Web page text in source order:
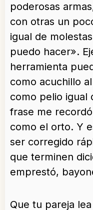
poderosas
con otras un
igual de
puedo hacer».
herramienta
como acuchillo
como pelio igual
frase me
como el orto. Y
ser corregido
que terminen
emprestó,
Que tu pareja